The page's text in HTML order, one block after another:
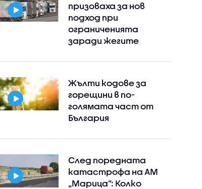
призоваха за нов
подход при
ограниченията
заради жегите
Жълти кодове за
горещини в по-
голямата част от
България
След поредната
катастрофа на АМ
„Марица”: Колко